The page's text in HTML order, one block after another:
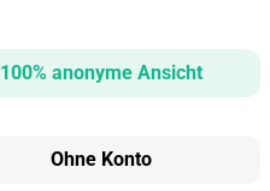
100% anonyme Ansicht
Ohne Konto